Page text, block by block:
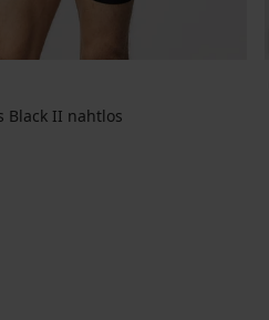
Black II nahtlos